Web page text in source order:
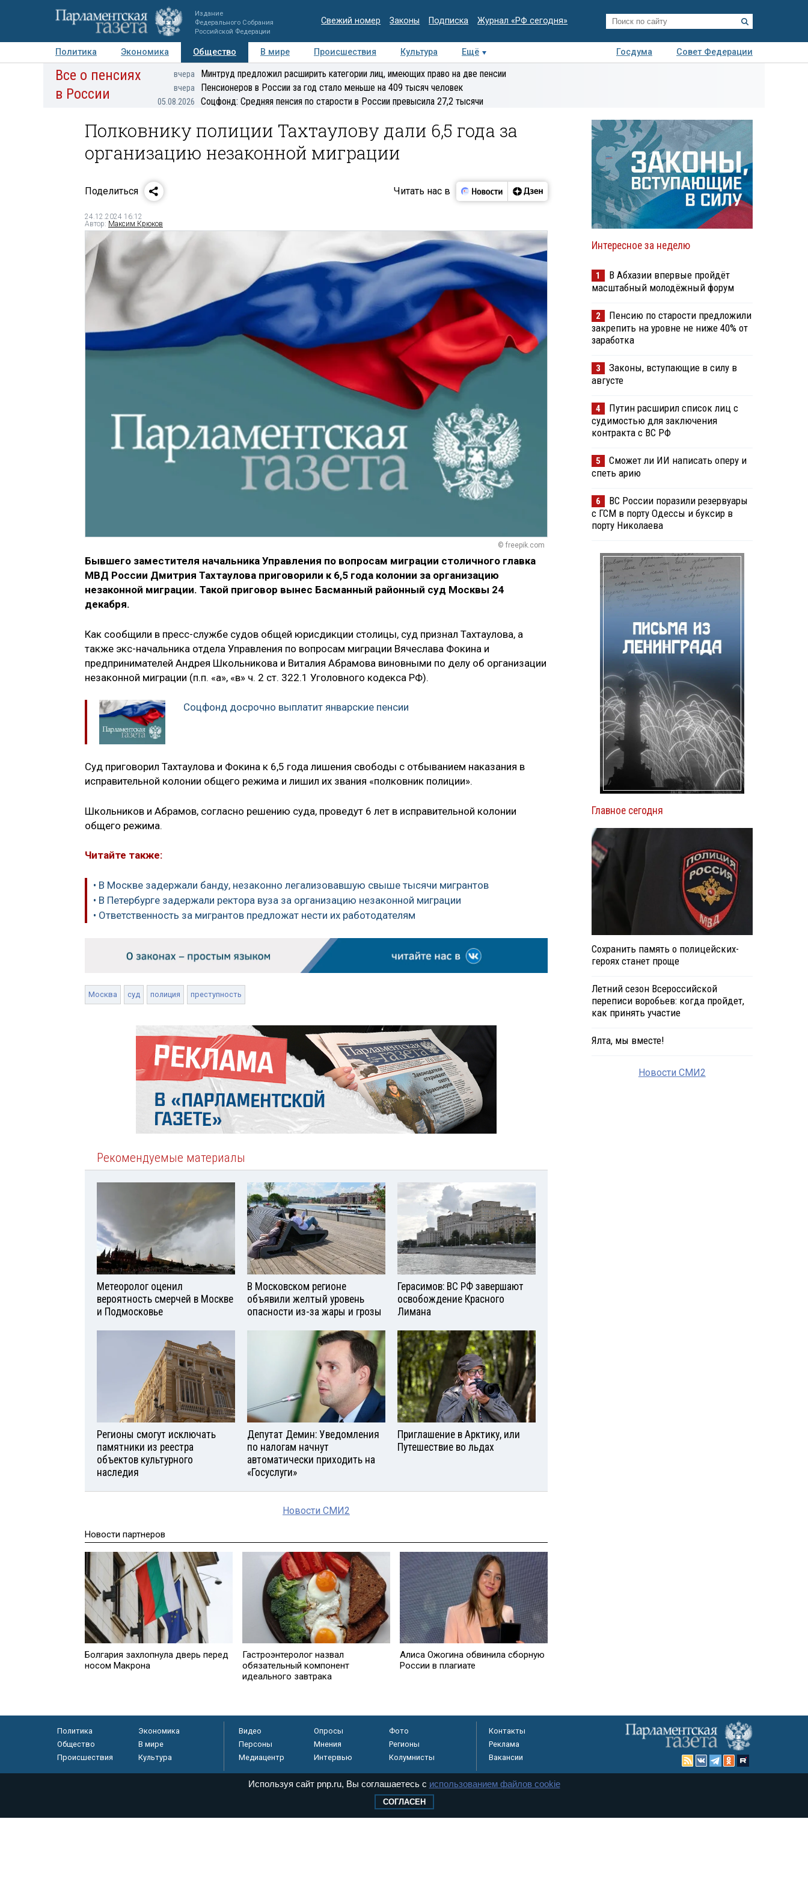
Издание
Федерального Собрания
Российской Федерации
Свежий номер Законы Подписка Журнал «РФ сегодня»
Политика Экономика Общество В мире Происшествия Культура Ещё Госдума
Совет Федерации
Авторы Персоны Мнения Регионы Медиацентр Интервью Колумнисты
Деловая
Все о пенсиях
в России
вчера Минтруд предложил расширить категории лиц, имеющих право на две пенсии
вчера Пенсионеров в России за год стало меньше на 409 тысяч человек
05.08.2026 Соцфонд: Средняя пенсия по старости в России превысила 27,2 тысячи
Полковнику полиции Тахтаулову дали 6,5 года за
организацию незаконной миграции
Поделиться Читать нас в
24.12.2024 16:12
Автор: Максим Крюков
© freepik.com
Бывшего заместителя начальника Управления по вопросам миграции столичного главка
МВД России Дмитрия Тахтаулова приговорили к 6,5 года колонии за организацию
незаконной миграции. Такой приговор вынес Басманный районный суд Москвы 24
декабря.
Как сообщили в пресс-службе судов общей юрисдикции столицы, суд признал Тахтаулова, а
также экс-начальника отдела Управления по вопросам миграции Вячеслава Фокина и
предпринимателей Андрея Школьникова и Виталия Абрамова виновными по делу об организации
незаконной миграции (п.п. «а», «в» ч. 2 ст. 322.1 Уголовного кодекса РФ).
Соцфонд досрочно выплатит январские пенсии
Суд приговорил Тахтаулова и Фокина к 6,5 года лишения свободы с отбыванием наказания в
исправительной колонии общего режима и лишил их звания «полковник полиции».
Школьников и Абрамов, согласно решению суда, проведут 6 лет в исправительной колонии
общего режима.
Читайте также:
• В Москве задержали банду, незаконно легализовавшую свыше тысячи мигрантов
• В Петербурге задержали ректора вуза за организацию незаконной миграции
• Ответственность за мигрантов предложат нести их работодателям
Москва суд полиция преступность
Рекомендуемые материалы
Метеоролог оценил
вероятность смерчей в Москве
и Подмосковье
В Московском регионе
объявили желтый уровень
опасности из-за жары и грозы
Герасимов: ВС РФ завершают
освобождение Красного
Лимана
Регионы смогут исключать
памятники из реестра
объектов культурного
наследия
Депутат Демин: Уведомления
по налогам начнут
автоматически приходить на
«Госуслуги»
Приглашение в Арктику, или
Путешествие во льдах
Новости СМИ2
Новости партнеров
Болгария захлопнула дверь перед
носом Макрона
Гастроэнтеролог назвал
обязательный компонент
идеального завтрака
Алиса Ожогина обвинила сборную
России в плагиате
Интересное за неделю
1
В Абхазии впервые пройдёт
масштабный молодёжный форум
2
Пенсию по старости предложили
закрепить на уровне не ниже 40% от
заработка
3
Законы, вступающие в силу в
августе
4
Путин расширил список лиц с
судимостью для заключения
контракта с ВС РФ
5
Сможет ли ИИ написать оперу и
спеть арию
6
ВС России поразили резервуары
с ГСМ в порту Одессы и буксир в
порту Николаева
Главное сегодня
Сохранить память о полицейских-
героях станет проще
Летний сезон Всероссийской
переписи воробьев: когда пройдет,
как принять участие
Ялта, мы вместе!
Новости СМИ2
Политика
Экономика
Общество
В мире
Происшествия
Культура
Видео Опросы
Фото
Персоны
Мнения
Регионы
Медиацентр
Интервью Колумнисты
Контакты
Реклама
Вакансии
Федеральной службе по надзору в сфере связи, информационных технологий и
Используя сайт pnp.ru, Вы соглашаетесь с использованием файлов cookie
СОГЛАСЕН